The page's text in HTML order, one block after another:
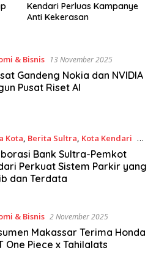
Kendari Perluas Kampanye
Anti Kekerasan
& Bisnis 13 November 2025
Gandeng Nokia dan NVIDIA
Pusat Riset AI
Kota, Berita Sultra, Kota Kendari 10
2025 Bank Sultra-Pemkot
Perkuat Sistem Parkir yang
dan Terdata
& Bisnis 2 November 2025
Makassar Terima Honda
One Piece x Tahilalats